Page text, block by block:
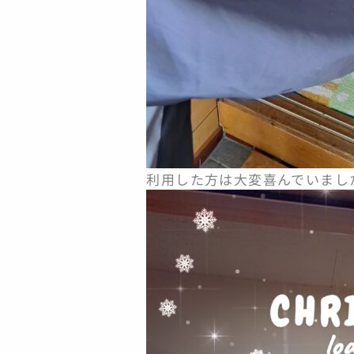
利用した方は大変喜んでいまし